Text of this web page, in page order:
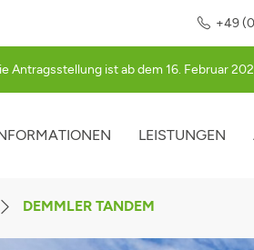
+49
Antragsstellung ist ab dem 16. Februar
LEISTUNGEN
DEMMLER TANDEM